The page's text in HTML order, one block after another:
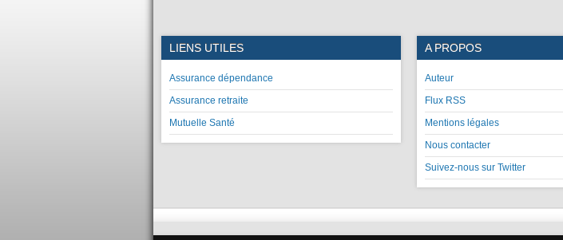
LIENS UTILES
Assurance dépendance
Assurance retraite
Mutuelle Santé
A PROPOS
Auteur
Flux RSS
Mentions légales
Nous contacter
Suivez-nous sur Twitter